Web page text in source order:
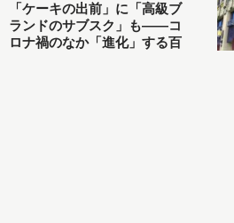
「ケーキの出前」に「高級ブ
ランドのサブスク」も――コ
ロナ禍のなか「進化」する百